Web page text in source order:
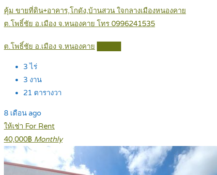
คุ้ม ขายที่ดิน+อาคาร,โกดัง,บ้านสวน ใจกลางเมืองหนองคาย
ต.โพธิ์ชัย อ.เมือง จ.หนองคาย โทร 0996241535
ต.โพธิ์ชัย อ.เมือง จ.หนองคาย
3ไร่
3 งาน
21 ตารางวา
8 เดือน ago
ให้เช่า For Rent
40,000฿ Monthly